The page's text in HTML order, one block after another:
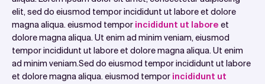
elit, sed do eiusmod tempor incididunt ut labore et dolore
magna aliqua. eiusmod tempor incididunt ut labore et
dolore magna aliqua. Ut enim ad minim veniam, eiusmod
tempor incididunt ut labore et dolore magna aliqua. Ut enim
ad minim veniam.Sed do eiusmod tempor incididunt ut labore
et dolore magna aliqua. eiusmod tempor incididunt ut